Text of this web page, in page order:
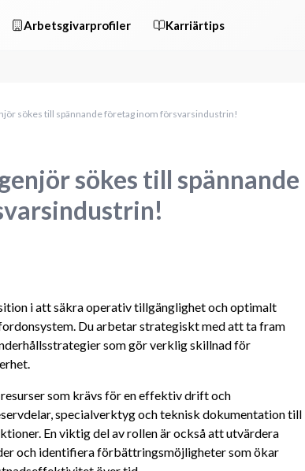
Arbetsgivarprofiler Karriärtips
sökes till spännande företag inom försvarsindustrin!
sökes till spännande
i att säkra operativ tillgänglighet och optimalt
Du arbetar strategiskt med att ta fram
som gör verklig skillnad för
som krävs för en effektiv drift och
specialverktyg och teknisk dokumentation till
En viktig del av rollen är också att utvärdera
och identifiera förbättringsmöjligheter som ökar